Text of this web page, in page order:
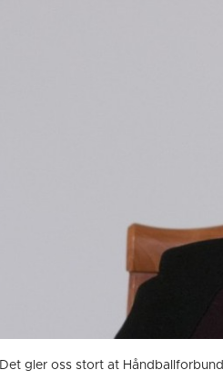
Det gler oss stort at